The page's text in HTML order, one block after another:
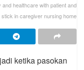
healthcare with patient and
stick in caregiver nursing home
ketika pasokan